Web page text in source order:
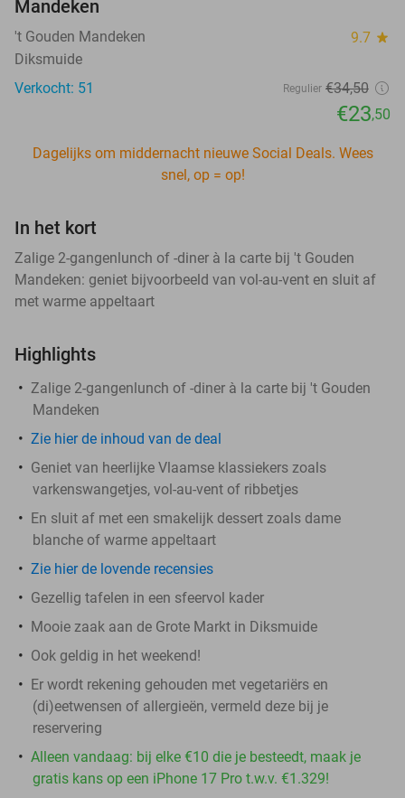
Mandeken
't Gouden Mandeken 9.7 star
Diksmuide
Verkocht: 51
Regulier €34,50
€23,50
Dagelijks om middernacht nieuwe Social Deals. Wees
snel, op = op!
In het kort
Zalige 2-gangenlunch of -diner à la carte bij 't Gouden
Mandeken: geniet bijvoorbeeld van vol-au-vent en sluit af
met warme appeltaart
Highlights
Zalige 2-gangenlunch of -diner à la carte bij 't Gouden
Mandeken
Zie hier de inhoud van de deal
Geniet van heerlijke Vlaamse klassiekers zoals
varkenswangetjes, vol-au-vent of ribbetjes
En sluit af met een smakelijk dessert zoals dame
blanche of warme appeltaart
Zie hier de lovende recensies
Gezellig tafelen in een sfeervol kader
Mooie zaak aan de Grote Markt in Diksmuide
Ook geldig in het weekend!
Er wordt rekening gehouden met vegetariërs en
(di)eetwensen of allergieën, vermeld deze bij je
reservering
Alleen vandaag: bij elke €10 die je besteedt, maak je
gratis kans op een iPhone 17 Pro t.w.v. €1.329!